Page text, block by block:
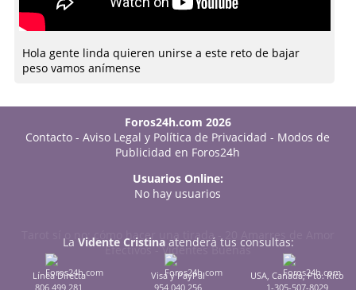
Hola gente linda quieren unirse a este reto de bajar
peso vamos anímense
Foros24h.com 2026
Contacto -Aviso Legal y Política de Privacidad - Modos de
Publicidad en Foros24h
Usuarios Online:
No hay usuarios
Tarot sí o no: cómo hacer una tirada-
20 Amarres de Amor
Efectivos-Videntes Buenas
La Vidente Cristinaatenderá tus consultas:
Línea Directa
806 499 281
Visa y PayPal
954 040 256
USA, Canadá, Pto. Rico
1-305-507-8029